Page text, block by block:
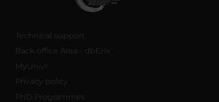
Technical support
Back office Area - dbErw
MyUnivr
Privacy policy
PhD Programmes